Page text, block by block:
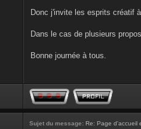
Donc j'invite les esprits créatif
Dans le cas de plusieurs
Bonne journée à tous.
Sujet du message: Re: Page d'accueil